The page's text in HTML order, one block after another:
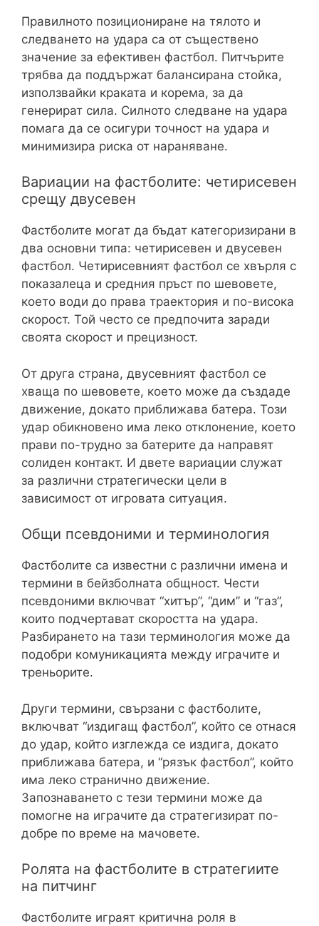
Правилното позициониране на тялото и
следването на удара са от съществено
значение за ефективен фастбол. Питчърите
трябва да поддържат балансирана стойка,
използвайки краката и корема, за да
генерират сила. Силното следване на удара
помага да се осигури точност на удара и
минимизира риска от нараняване.
Вариации на фастболите: четирисевен
срещу двусевен
Фастболите могат да бъдат категоризирани в
два основни типа: четирисевен и двусевен
фастбол. Четирисевният фастбол се хвърля с
показалеца и средния пръст по шевовете,
което води до права траектория и по-висока
скорост. Той често се предпочита заради
своята скорост и прецизност.
От друга страна, двусевният фастбол се
хваща по шевовете, което може да създаде
движение, докато приближава батера. Този
удар обикновено има леко отклонение, което
прави по-трудно за батерите да направят
солиден контакт. И двете вариации служат
за различни стратегически цели в
зависимост от игровата ситуация.
Общи псевдоними и терминология
Фастболите са известни с различни имена и
термини в бейзболната общност. Чести
псевдоними включват “хитър”, “дим” и “газ”,
които подчертават скоростта на удара.
Разбирането на тази терминология може да
подобри комуникацията между играчите и
треньорите.
Други термини, свързани с фастболите,
включват “издигащ фастбол”, който се отнася
до удар, който изглежда се издига, докато
приближава батера, и “рязък фастбол”, който
има леко странично движение.
Запознаването с тези термини може да
помогне на играчите да стратегизират по-
добре по време на мачовете.
Ролята на фастболите в стратегиите
на питчинг
Фастболите играят критична роля в